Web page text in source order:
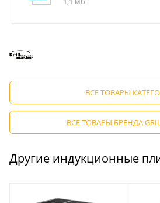
ВСЕ ТОВАРЫ
ВСЕ ТОВАРЫ БРЕНДА
Другие индукционные